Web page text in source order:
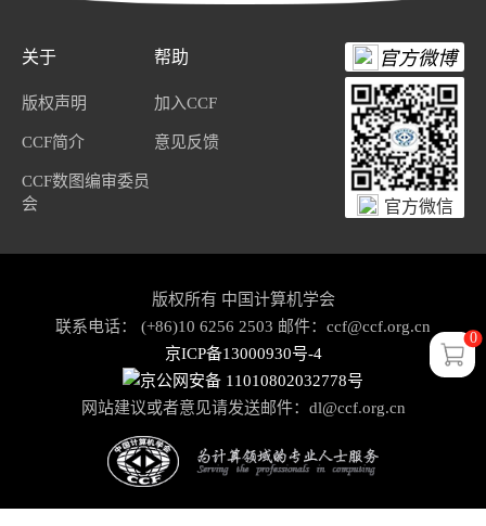
0
关于
版权声明
CCF简介
CCF数图编审委员
会
帮助
加入CCF
意见反馈
官方微博
官方微信
版权所有 中国计算机学会
联系电话： (+86)10 6256 2503 邮件：ccf@ccf.org.cn
京ICP备13000930号-4
京公网安备 11010802032778号
网站建议或者意见请发送邮件： dl@ccf.org.cn